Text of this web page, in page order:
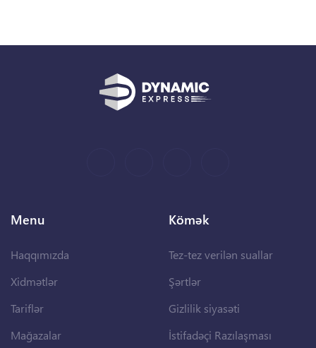
Menu
Haqqımızda
Xidmətlər
Tariflər
Mağazalar
Kömək
Tez-tez verilən suallar
Şərtlər
Gizlilik siyasəti
İstifadəçi Razılaşması